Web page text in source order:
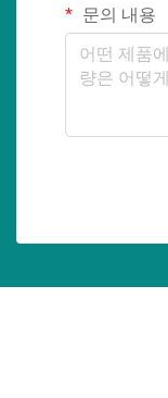
문의 내용